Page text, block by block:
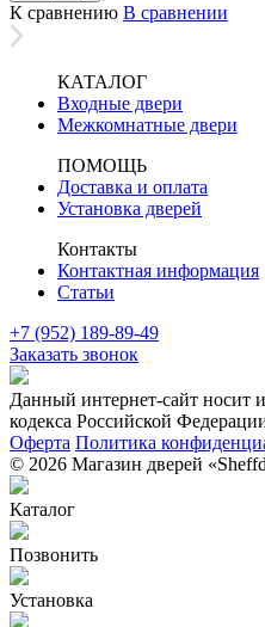
К сравнению В сравнении
КАТАЛОГ
Входные двери
Межкомнатные двери
ПОМОЩЬ
Доставка и оплата
Установка дверей
Контакты
Контактная информация
Статьи
+7 (952) 189-89-49
Заказать звонок
Данный интернет-сайт носит
кодекса Российской
Оферта Политика
© 2026 Магазин дверей
Каталог
Позвонить
Установка